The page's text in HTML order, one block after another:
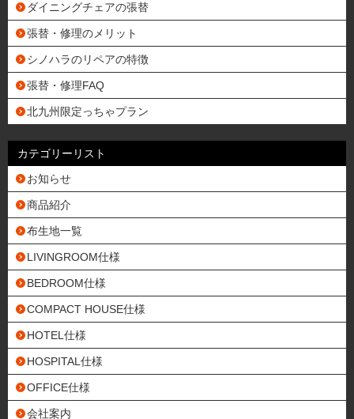
ダイニングチェアの張替
張替・修理のメリット
シノハラのリペアの特徴
張替・修理FAQ
北九州限定っちゃプラン
カテゴリーリスト
お知らせ
商品紹介
布生地一覧
LIVINGROOM仕様
BEDROOM仕様
COMPACT HOUSE仕様
HOTEL仕様
HOSPITAL仕様
OFFICE仕様
会社案内